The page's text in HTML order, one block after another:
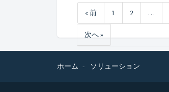
« 前 1 2 …
次へ »
ホーム ソリューション